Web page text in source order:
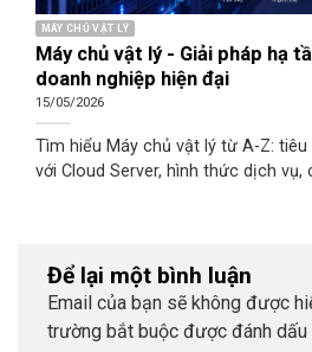
MÁY CHỦ VẬT LÝ
Máy chủ vật lý - Giải pháp hạ
doanh nghiệp hiện đại
15/05/2026
Tìm hiểu Máy chủ vật lý từ A-Z:
với Cloud Server, hình thức dịch vụ,
Để lại một bình luận
Email của bạn sẽ không được
trường bắt buộc được đánh dấu